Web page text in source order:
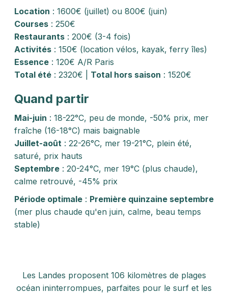
Location : 1600€ (juillet) ou 800€ (juin)
Courses : 250€
Restaurants : 200€ (3-4 fois)
Activités : 150€ (location vélos, kayak, ferry îles)
Essence : 120€ A/R Paris
Total été : 2320€ | Total hors saison : 1520€
Quand partir
Mai-juin : 18-22°C, peu de monde, -50% prix, mer
fraîche (16-18°C) mais baignable
Juillet-août : 22-26°C, mer 19-21°C, plein été,
saturé, prix hauts
Septembre : 20-24°C, mer 19°C (plus chaude),
calme retrouvé, -45% prix
Période optimale : Première quinzaine septembre
(mer plus chaude qu'en juin, calme, beau temps
stable)
Les Landes proposent 106 kilomètres de plages
océan ininterrompues, parfaites pour le surf et les